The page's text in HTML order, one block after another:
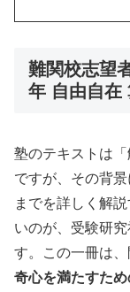
難関校志望
年 自由自在
塾のテキストは
ですが、その背
までを詳しく解
いのが、受験研
す。この一冊は、
奇心を満たすため